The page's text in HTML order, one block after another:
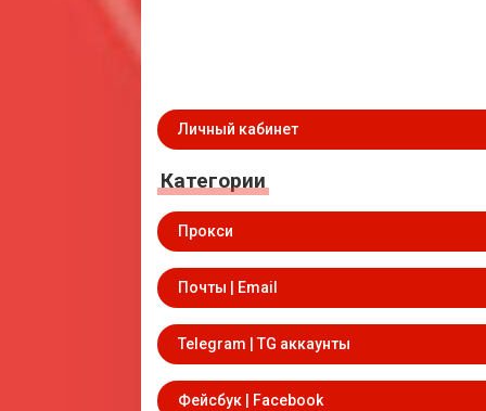
Личный кабинет
Категории
Прокси
Почты | Email
Telegram | TG аккаунты
Фейсбук | Facebook